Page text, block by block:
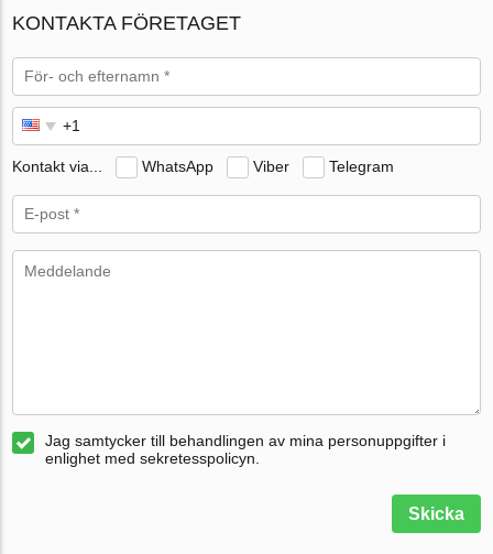
KONTAKTA FÖRETAGET
Kontakt via... WhatsApp Viber Telegram
Jag samtycker till behandlingen av mina personuppgifter i
enlighet med sekretesspolicyn.
Skicka